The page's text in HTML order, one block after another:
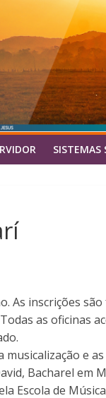
SISTEMAS
inscrições
as oficinas
e
Bacharel em
Escola de